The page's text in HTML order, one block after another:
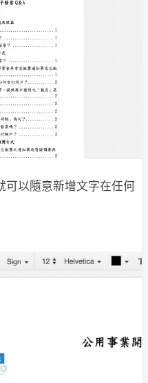
可以隨意新增文字在任何